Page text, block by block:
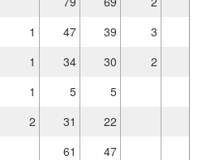
1 47 39 3
1 34 30
2
1 5
5
2 31 22
61 47